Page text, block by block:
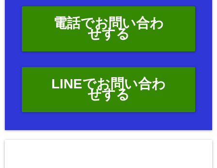
電話でお問い合わ
せする
LINEでお問い合わ
せする